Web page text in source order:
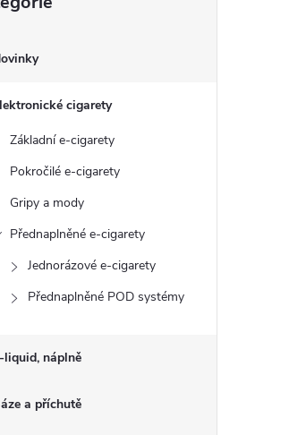
cigarety
Základní e-cigarety
Pokročilé e-cigarety
Gripy a mody
Přednaplněné e-cigarety
Jednorázové e-cigarety
Přednaplněné POD systémy
liquid, náplně
a příchutě